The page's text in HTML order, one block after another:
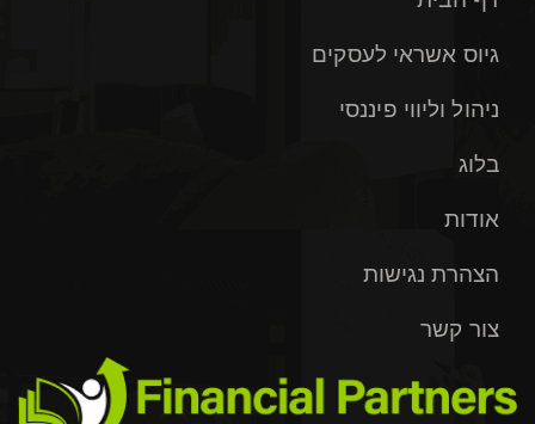
גיוס אשראי לעסקים
ניהול וליווי פיננסי
בלוג
אודות
הצהרת נגישות
צור קשר